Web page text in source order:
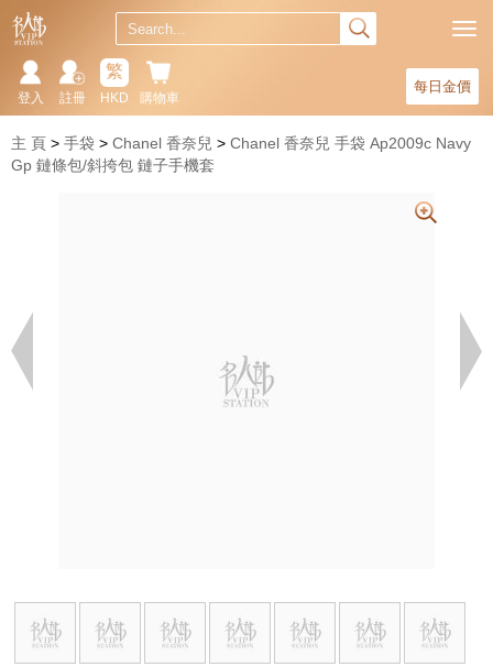
每日金價
購物車
繁
HKD
註冊
登入
主 頁 手袋 Chanel 香奈兒
Chanel 香奈兒 手袋 Ap2009c Navy
Gp 鏈條包/斜挎包 鏈子手機套